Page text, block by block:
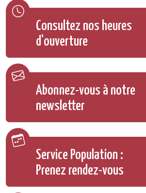
Consultez nos heures
d'ouverture
Abonnez-vous à notre
newsletter
Service Population :
Prenez rendez-vous